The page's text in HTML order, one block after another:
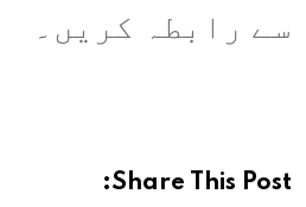
سے رابطہ کریں۔
Share This Post: